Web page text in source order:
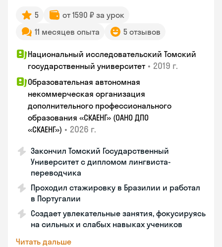
5
от 1590 ₽ за урок
11 месяцев опыта
5 отзывов
Национальный исследовательский Томский
государственный университет • 2019 г.
Образовательная автономная
некоммерческая организация
дополнительного профессионального
образования «СКАЕНГ» (ОАНО ДПО
«СКАЕНГ») • 2026 г.
Закончил Томский Государственный
Университет с дипломом лингвиста-
переводчика
Проходил стажировку в Бразилии и работал
в Португалии
Создает увлекательные занятия, фокусируясь
на сильных и слабых навыках учеников
Читать дальше